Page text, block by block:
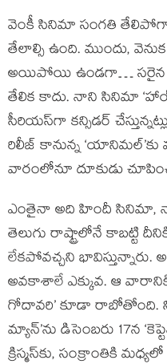
వెంకీ సినిమా సంగతి
తేలాల్సి ఉంది. ముందు,
అయిపోయి ఉండగా… సరైన
తేలిక కాదు. నాని సినిమా ‘హాయ్
సీరియస్‌గా కన్సిడర్
రిలీజ్ కానున్న
వారంలోనూ దూకుడు
ఎంతైనా అది హిందీ సినిమా,
తెలుగు రాష్ట్రాలోనే కాబట్టి
లేకపోవచ్చని భావిస్తున్నారు.
అవకాశాలే ఎక్కువ. ఆ వారానికి
గోదావరి’ కూడా రాబోతోంది.
మ్యాన్’ను డిసెంబరు 17న
క్రిస్మస్‌కు, సంక్రాంతికి